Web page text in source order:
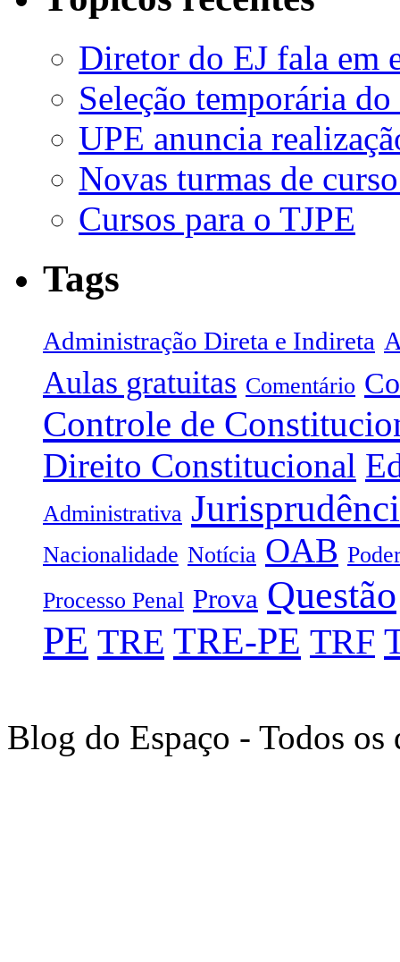
Diretor do EJ fala em
Seleção temporária
UPE anuncia
Novas turmas de
Cursos para o TJPE
Tags
Administração Direta e Indireta
Aulas gratuitas Comentário
Controle de
Direito Constitucional
Administrativa
Nacionalidade Notícia OAB
Processo Penal Prova Questão
PE TRE TRE-PE TRF
Blog do Espaço - Todos